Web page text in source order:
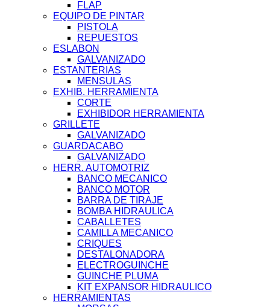
FLAP
EQUIPO DE PINTAR
PISTOLA
REPUESTOS
ESLABON
GALVANIZADO
ESTANTERIAS
MENSULAS
EXHIB. HERRAMIENTA
CORTE
EXHIBIDOR HERRAMIENTA
GRILLETE
GALVANIZADO
GUARDACABO
GALVANIZADO
HERR. AUTOMOTRIZ
BANCO MECANICO
BANCO MOTOR
BARRA DE TIRAJE
BOMBA HIDRAULICA
CABALLETES
CAMILLA MECANICO
CRIQUES
DESTALONADORA
ELECTROGUINCHE
GUINCHE PLUMA
KIT EXPANSOR HIDRAULICO
HERRAMIENTAS